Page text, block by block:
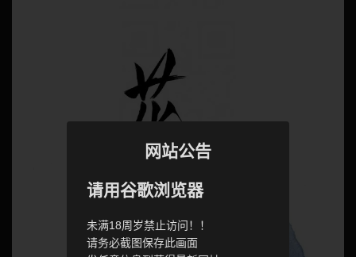
网站公告
请用谷歌浏览器
未满18周岁禁止访问！！
请务必截图保存此画面